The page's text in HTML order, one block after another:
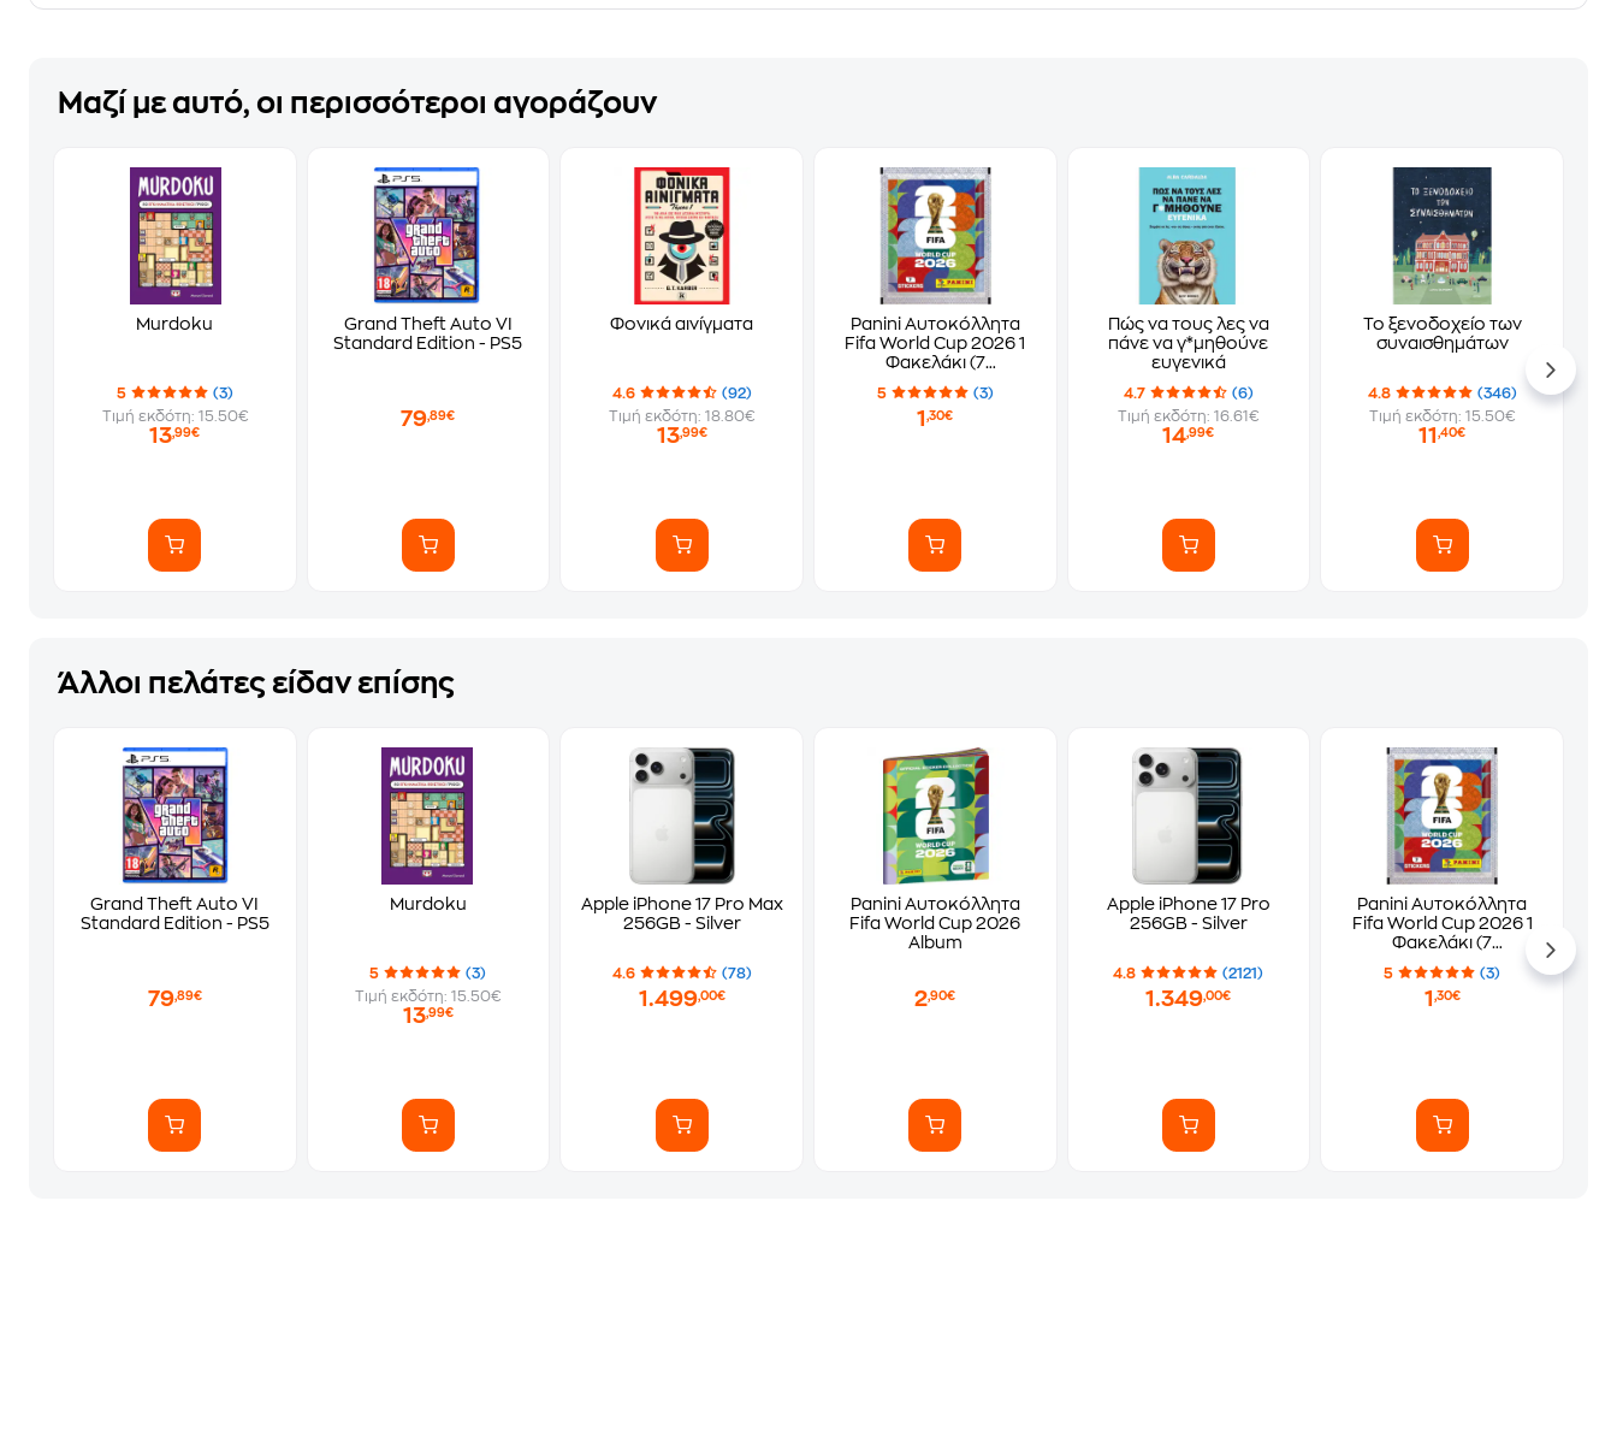
Μαζί με αυτό, οι περισσότεροι αγοράζουν
Murdoku
5
(3)
Τιμή εκδότη: 15.50€
13,99€
Grand Theft Auto VI
Standard Edition - PS5
79,89€
Φονικά αινίγματα
4.6
(92)
Τιμή εκδότη: 18.80€
13,99€
Panini Αυτοκόλλητα
Fifa World Cup 2026 1
Φακελάκι (7
Αυτοκόλλητα)
5 (3)
1,30€
Πώς να τους λες να
πάνε να γ*μηθούνε
ευγενικά
4.7
(6)
Τιμή εκδότη: 16.61€
14,99€
Το ξενοδοχείο των
συναισθημάτων
4.8
(346)
Τιμή εκδότη: 15.50€
11,40€
Άλλοι πελάτες είδαν επίσης
Grand Theft Auto VI
Standard Edition - PS5
79,89€
Murdoku
5
(3)
Τιμή εκδότη: 15.50€
13,99€
Apple iPhone 17 Pro Max
256GB - Silver
4.6 (78)
1.499,00€
Panini Αυτοκόλλητα
Fifa World Cup 2026
Album
2,90€
Apple iPhone 17 Pro
256GB - Silver
4.8 (2121)
1.349,00€
Panini Αυτοκόλλητα
Fifa World Cup 2026 1
Φακελάκι (7
Αυτοκόλλητα)
5 (3)
1 ,30€